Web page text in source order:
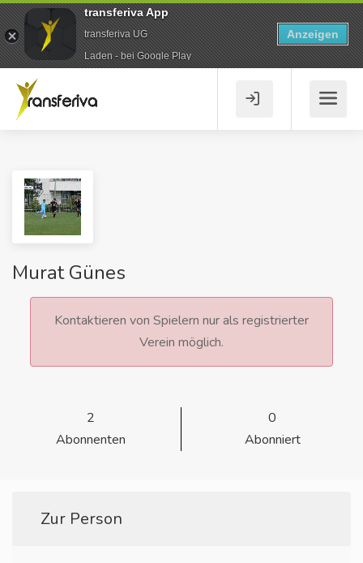
Murat Günes
Kontaktieren von Spielern nur als registrierter
Verein möglich.
2
Abonnenten
0
Abonniert
Zur Person
transferiva App
transferiva UG
Laden - bei Google Play
Anzeigen